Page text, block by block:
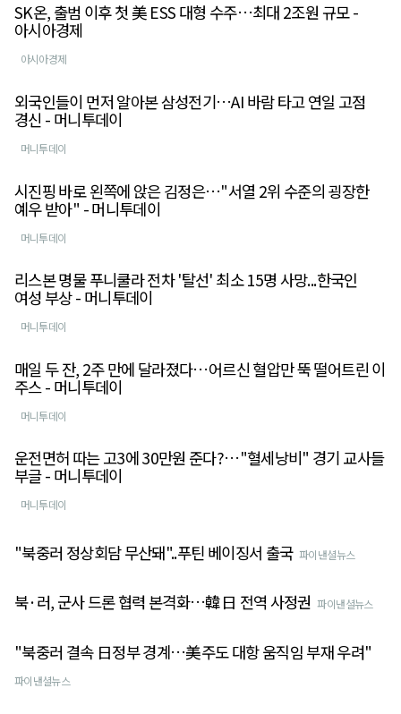
SK온, 출범 이후 첫 美 ESS 대형 수주…최대 2조원 규모 -
아시아경제
아시아경제
외국인들이 먼저 알아본 삼성전기…AI 바람 타고 연일 고점
경신 - 머니투데이
머니투데이
시진핑 바로 왼쪽에 앉은 김정은…"서열 2위 수준의 굉장한
예우 받아" - 머니투데이
머니투데이
리스본 명물 푸니쿨라 전차 '탈선' 최소 15명 사망...한국인
여성 부상 - 머니투데이
머니투데이
매일 두 잔, 2주 만에 달라졌다…어르신 혈압만 뚝 떨어트린 이
주스 - 머니투데이
머니투데이
운전면허 따는 고3에 30만원 준다?…"혈세낭비" 경기 교사들
부글 - 머니투데이
머니투데이
"북중러 정상회담 무산돼"..푸틴 베이징서 출국 파이낸셜뉴스
북·러, 군사 드론 협력 본격화…韓日 전역 사정권 파이낸셜뉴스
"북중러 결속 日정부 경계…美주도 대항 움직임 부재 우려"
파이낸셜뉴스